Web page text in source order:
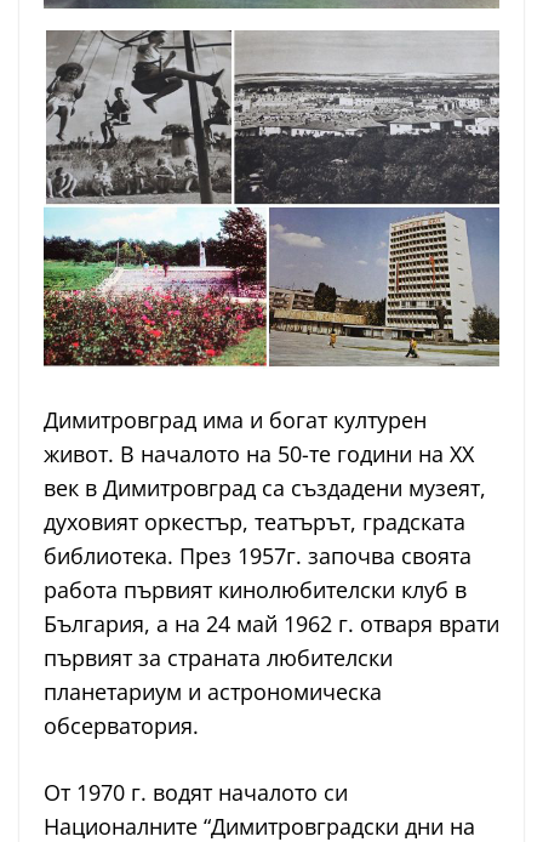
Димитровград има и богат културен
живот. В началото на 50-те години на ХХ
век в Димитровград са създадени музеят,
духовият оркестър, театърът, градската
библиотека. През 1957г. започва своята
работа първият кинолюбителски клуб в
България, а на 24 май 1962 г. отваря врати
първият за страната любителски
планетариум и астрономическа
обсерватория.
От 1970 г. водят началото си
Националните “Димитровградски дни на